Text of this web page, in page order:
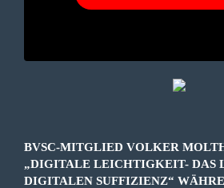
BVSC-MITGLIED VOLKER
„DIGITALE LEICHTIGKEIT- DAS
DIGITALEN SUFFIZIENZ“